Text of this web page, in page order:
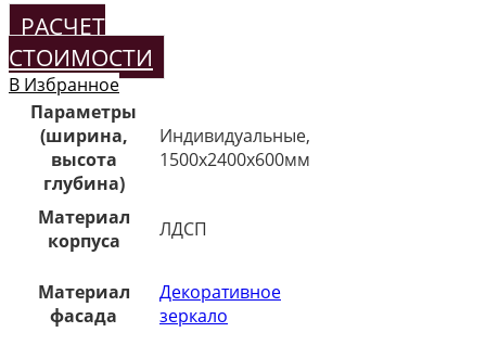
РАСЧЕТ
СТОИМОСТИ
В Избранное
Параметры
(ширина,
высота
глубина)
Индивидуальные,
1500х2400х600мм
Материал
корпуса
ЛДСП
Материал
фасада
Декоративное
зеркало